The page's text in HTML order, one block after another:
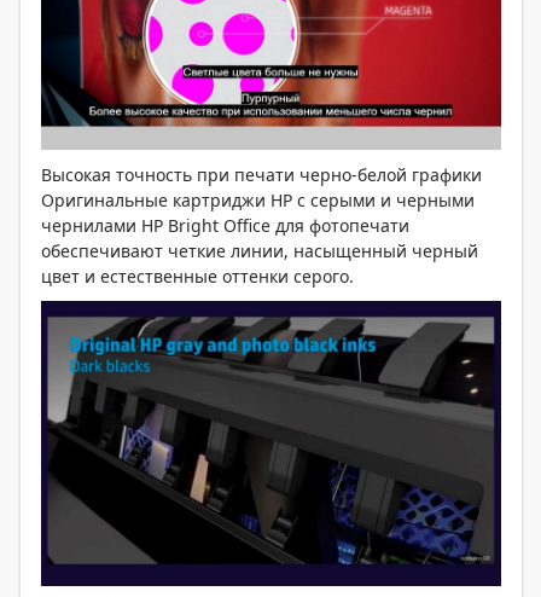
Высокая точность при печати черно-белой графики
Оригинальные картриджи HP с серыми и черными
чернилами HP Bright Office для фотопечати
обеспечивают четкие линии, насыщенный черный
цвет и естественные оттенки серого.